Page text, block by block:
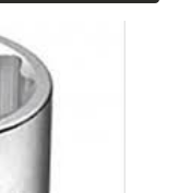
cod 00977